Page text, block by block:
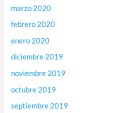
marzo 2020
febrero 2020
enero 2020
diciembre 2019
noviembre 2019
octubre 2019
septiembre 2019